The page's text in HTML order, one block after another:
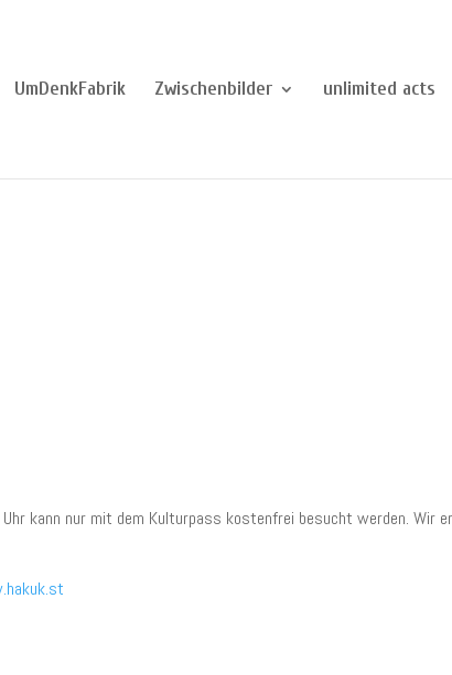
UmDenkFabrik Zwischenbilder unlimited acts
kann nur mit dem Kulturpass kostenfrei besucht werden. Wir